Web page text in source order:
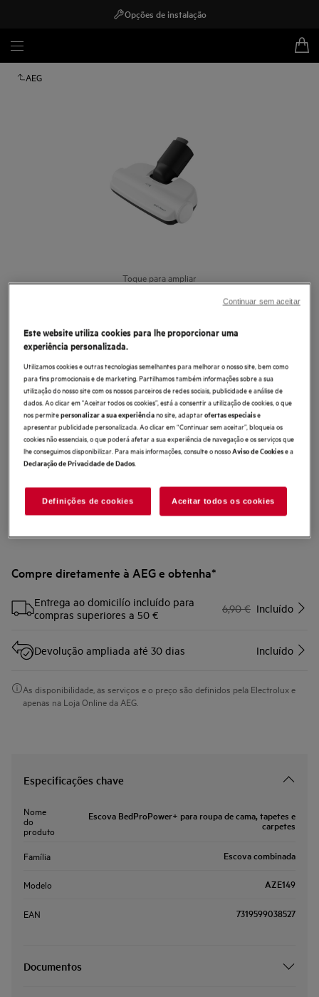
Opções de instalação
AEG
Toque para ampliar
AZE149
Escova BedProPower+ para roupa
de cama, tapetes e carpetes
0 (0)
Benefícios
Acessório ideal para limpar em profundidade
Ideal para remover pó de camas, sofás, ou tapetes
Para limpeza rápida do rolo-escova
Compre diretamente à AEG e obtenha*
Entrega ao domicilío incluído para
compras superiores a 50 €
6,90 € Incluído
Devolução ampliada até 30 dias Incluído
As disponibilidade, as serviços e o preço são definidos pela Electrolux e
apenas na Loja Online da AEG.
Especificações chave
Nome
do
produto
Escova BedProPower+ para roupa de cama, tapetes e
carpetes
Família Escova combinada
Modelo AZE149
EAN 7319599038527
Documentos
Este website utiliza cookies para lhe proporcionar uma
experiência personalizada.
Utilizamos cookies e outras tecnologias semelhantes para melhorar o nosso site, bem como
para fins promocionais e de marketing. Partilhamos também informações sobre a sua
utilização do nosso site com os nossos parceiros de redes sociais, publicidade e análise de
dados. Ao clicar em "Aceitar todos os cookies”, está a consentir a utilização de cookies, o que
nos permitepersonalizar a sua experiênciano site, adaptarofertas especiaise
apresentar publicidade personalizada. Ao clicar em “Continuar sem aceitar”, bloqueia os
cookies não essenciais, o que poderá afetar a sua experiência de navegação e os serviços que
lhe conseguimos disponibilizar. Para mais informações, consulte o nossoAviso de Cookiese a
Declaração de Privacidade de Dados.
Definições de cookies Aceitar todos os cookies
Continuar sem aceitar